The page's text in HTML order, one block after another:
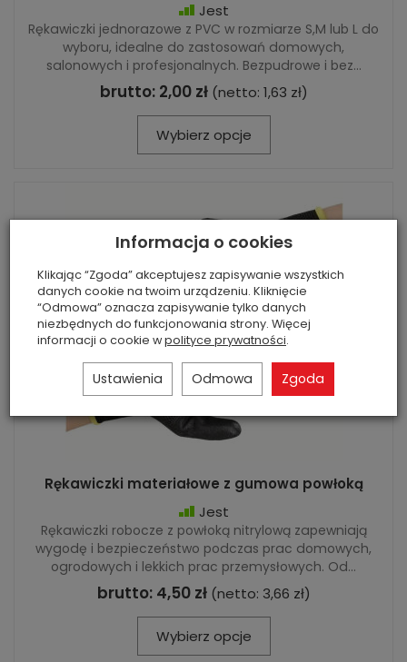
Jest
Rękawiczki jednorazowe z PVC w rozmiarze S,M lub L do
wyboru, idealne do zastosowań domowych,
salonowych i profesjonalnych. Bezpudrowe i bez...
brutto: 2,00 zł (netto: 1,63 zł)
Wybierz opcje
Rękawiczki materiałowe z gumowa powłoką
Jest
Rękawiczki robocze z powłoką nitrylową zapewniają
wygodę i bezpieczeństwo podczas prac domowych,
ogrodowych i lekkich prac przemysłowych. Od...
brutto: 4,50 zł (netto: 3,66 zł)
Wybierz opcje
Informacja o cookies
Klikając “Zgoda” akceptujesz zapisywanie wszystkich
danych cookie na twoim urządzeniu. Kliknięcie
“Odmowa” oznacza zapisywanie tylko danych
niezbędnych do funkcjonowania strony. Więcej
informacji o cookie wpolityce prywatności.
Ustawienia Odmowa Zgoda